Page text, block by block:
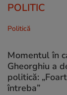
POLITIC
Politică
Momentul în
Gheorghiu a
politică:
întreba”